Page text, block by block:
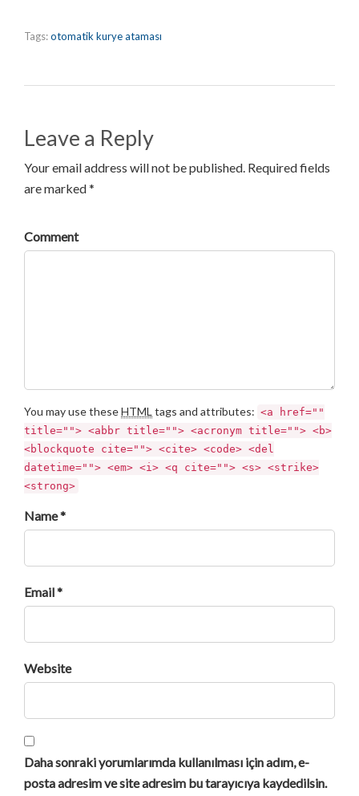
Tags:otomatik kurye ataması
Leave a Reply
Your email address will not be published. Required fields
are marked *
Comment
You may use theseHTML tags and attributes: <a href=""
title=""> <abbr title=""> <acronym title=""> <b>
<blockquote cite=""> <cite> <code> <del
datetime=""> <em> <i> <q cite=""> <s> <strike>
<strong>
Name *
Email *
Website
Daha sonraki yorumlarımda kullanılması için adım, e-
posta adresim ve site adresim bu tarayıcıya kaydedilsin.